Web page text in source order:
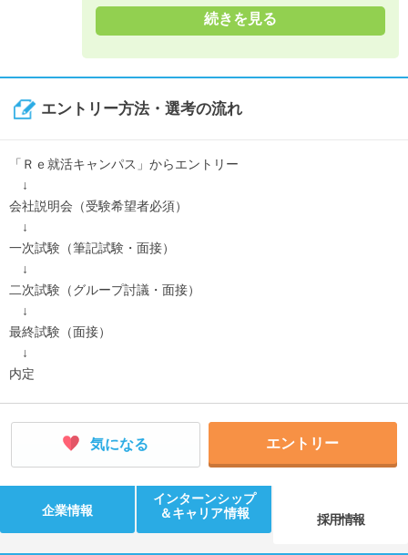
続きを見る
エントリー方法・選考の流れ
「Ｒｅ就活キャンパス」からエントリー
↓
会社説明会（受験希望者必須）
↓
一次試験（筆記試験・面接）
↓
二次試験（グループ討議・面接）
↓
最終試験（面接）
↓
内定
気になる エントリー
企業情報
インターンシップ
＆キャリア情報
採用情報